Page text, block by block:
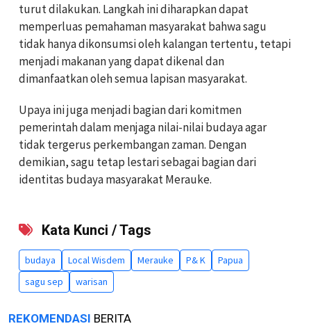
turut dilakukan. Langkah ini diharapkan dapat
memperluas pemahaman masyarakat bahwa sagu
tidak hanya dikonsumsi oleh kalangan tertentu, tetapi
menjadi makanan yang dapat dikenal dan
dimanfaatkan oleh semua lapisan masyarakat.
Upaya ini juga menjadi bagian dari komitmen
pemerintah dalam menjaga nilai-nilai budaya agar
tidak tergerus perkembangan zaman. Dengan
demikian, sagu tetap lestari sebagai bagian dari
identitas budaya masyarakat Merauke.
Kata Kunci / Tags
budaya Local Wisdem Merauke P& K
Papua
sagu sep
warisan
REKOMENDASI BERITA